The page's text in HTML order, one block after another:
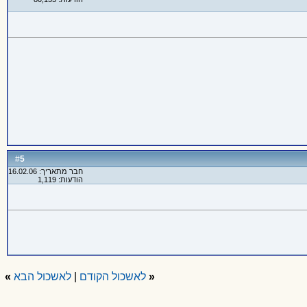
#
5
חבר מתאריך: 16.02.06
הודעות: 1,119
« לאשכול הקודם |לאשכול הבא »